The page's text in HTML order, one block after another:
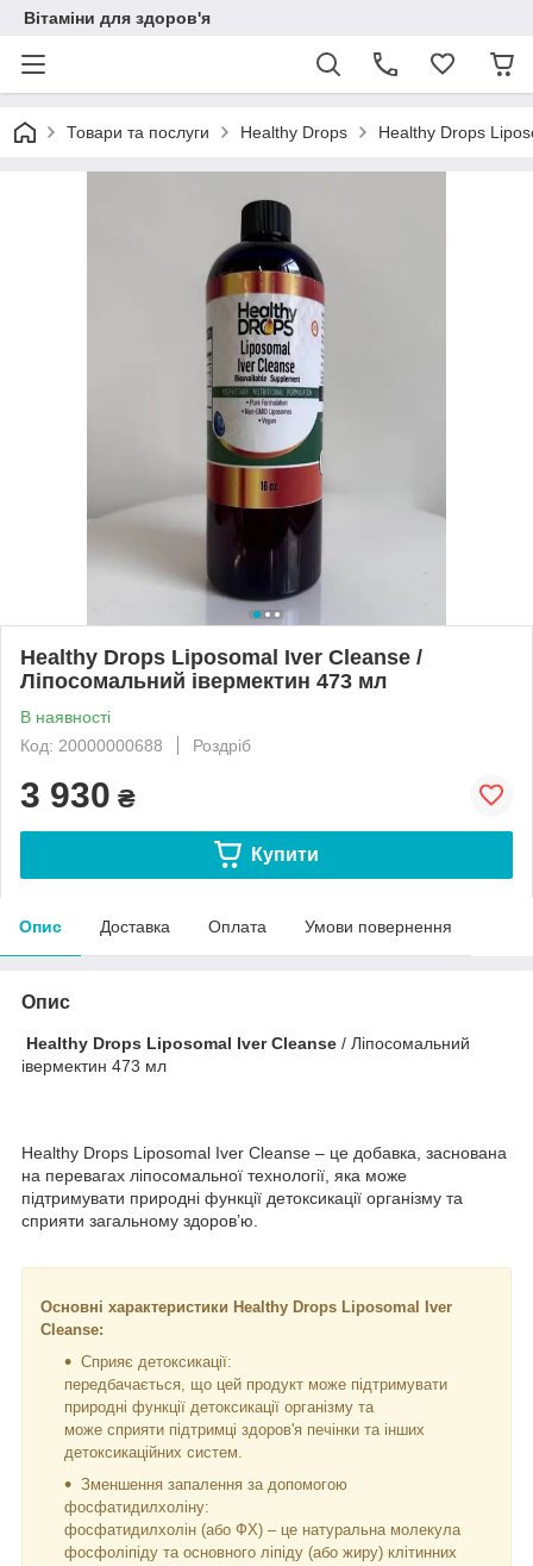
Вітаміни для здоров'я
Товари та послуги Healthy Drops Healthy Drops
Healthy Drops Liposomal Iver Cleanse /
Ліпосомальний івермектин 473 мл
В наявності
Код: 20000000688
Роздріб
3 930 ₴
Купити
Опис Доставка Оплата Умови повернення
Опис
Healthy Drops Liposomal Iver Cleanse / Ліпосомальний
івермектин 473 мл
Healthy Drops Liposomal Iver Cleanse – це добавка, заснована
на перевагах ліпосомальної технології, яка може
підтримувати природні функції детоксикації організму та
сприяти загальному здоров’ю.
Основні характеристики Healthy Drops Liposomal Iver
Cleanse:
Сприяє детоксикації:
передбачається, що цей продукт може підтримувати
природні функції детоксикації організму та
може сприяти підтримці здоров'я печінки та інших
детоксикаційних систем.
Зменшення запалення за допомогою
фосфатидилхоліну:
фосфатидилхолін (або ФХ) – це натуральна молекула
фосфоліпіду та основного ліпіду (або жиру) клітинних